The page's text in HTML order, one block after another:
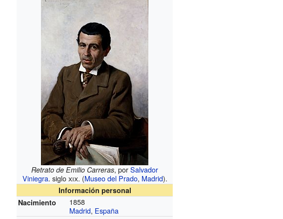
Retrato de Emilio Carreras, porSalvador
Viniegra. sigloxix. (Museo del Prado, Madrid).
Información personal
Nacimiento
1858
Madrid, España